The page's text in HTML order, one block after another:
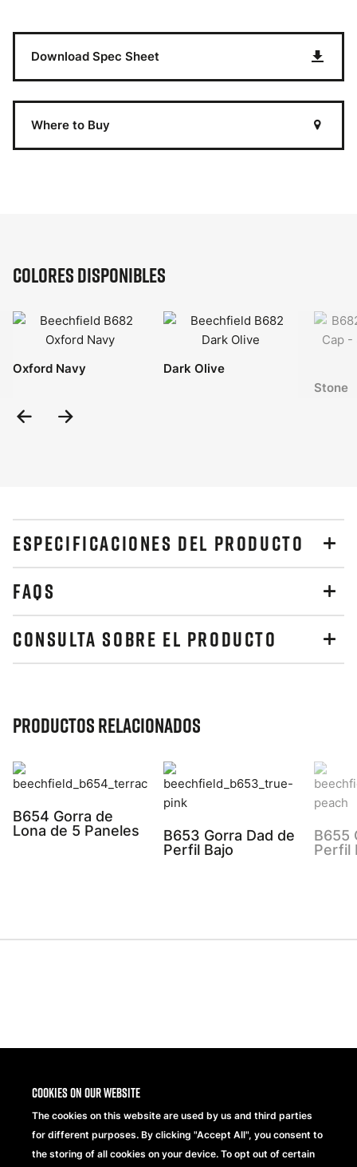
Cookies on our website
The cookies on this website are used by us and third parties
for different purposes. By clicking "Accept All", you consent to
the storing of all cookies on your device. To opt out of certain
Download Spec Sheet
Where to Buy
Colores disponibles
Oxford Navy
Dark Olive
Stone
Previous
ESPECIFICACIONES DEL PRODUCTO
FAQS
CONSULTA SOBRE EL PRODUCTO
Productos relacionados
B654 Gorra de
Lona de 5 Paneles
B653 Gorra Dad de
Perfil Bajo
B655
Perfil